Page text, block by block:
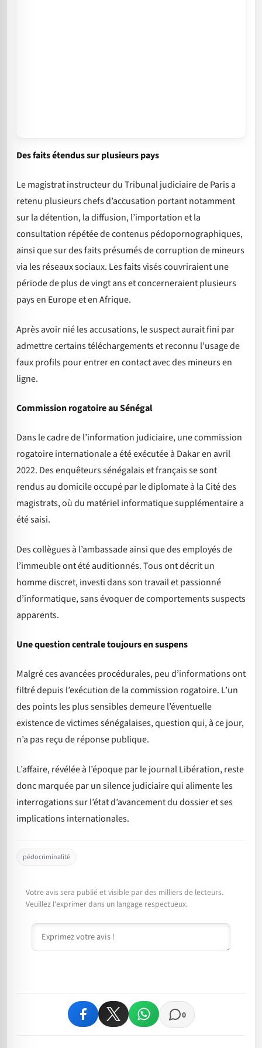
Des faits étendus sur plusieurs pays
Le magistrat instructeur du Tribunal judiciaire de Paris a
retenu plusieurs chefs d’accusation portant notamment
sur la détention, la diffusion, l’importation et la
consultation répétée de contenus pédopornographiques,
ainsi que sur des faits présumés de corruption de mineurs
via les réseaux sociaux. Les faits visés couvriraient une
période de plus de vingt ans et concerneraient plusieurs
pays en Europe et en Afrique.
Après avoir nié les accusations, le suspect aurait fini par
admettre certains téléchargements et reconnu l’usage de
faux profils pour entrer en contact avec des mineurs en
ligne.
Commission rogatoire au Sénégal
Dans le cadre de l’information judiciaire, une commission
rogatoire internationale a été exécutée à Dakar en avril
2022. Des enquêteurs sénégalais et français se sont
rendus au domicile occupé par le diplomate à la Cité des
magistrats, où du matériel informatique supplémentaire a
été saisi.
Des collègues à l’ambassade ainsi que des employés de
l’immeuble ont été auditionnés. Tous ont décrit un
homme discret, investi dans son travail et passionné
d’informatique, sans évoquer de comportements suspects
apparents.
Une question centrale toujours en suspens
Malgré ces avancées procédurales, peu d’informations ont
filtré depuis l’exécution de la commission rogatoire. L’un
des points les plus sensibles demeure l’éventuelle
existence de victimes sénégalaises, question qui, à ce jour,
n’a pas reçu de réponse publique.
L’affaire, révélée à l’époque par le journal Libération, reste
donc marquée par un silence judiciaire qui alimente les
interrogations sur l’état d’avancement du dossier et ses
implications internationales.
pédocriminalité
Votre avis sera publié et visible par des milliers de lecteurs.
Veuillez l'exprimer dans un langage respectueux.
Commentaire
0